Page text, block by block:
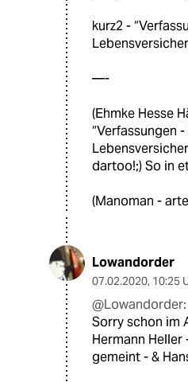
kurz2 -
—-
(Ehmke Hesse
“Verfassungen
dartoo!;) So in
(Manoman -
Lowandorder
07.02.2020, 10:25
@Lowandorder:
Sorry schon im
Hermann
gemeint - &